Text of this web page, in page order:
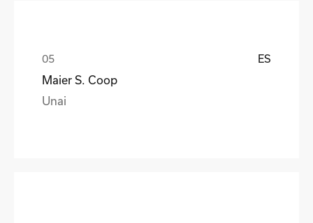
ES
Maier S. Coop
Unai